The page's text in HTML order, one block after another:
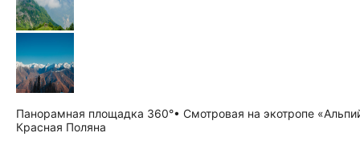
Панорамная площадка 360°• Смотровая на экотропе
Красная Поляна